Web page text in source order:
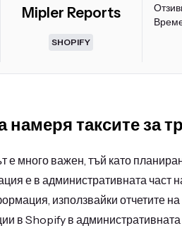
Mipler Reports
SHOPIFY
намеря таксите за
е много важен, тъй като
е в административната част
използвайки отчетите
в Shopify в